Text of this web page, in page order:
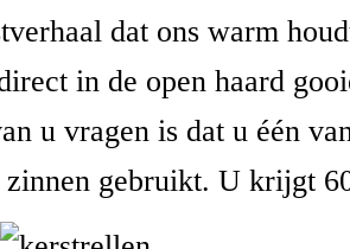
dat ons warm
in de open haard
u vragen is dat u één
zinnen gebruikt. U krijgt